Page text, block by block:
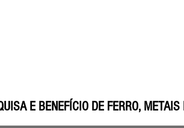
E BENEFÍCIO DE FERRO,